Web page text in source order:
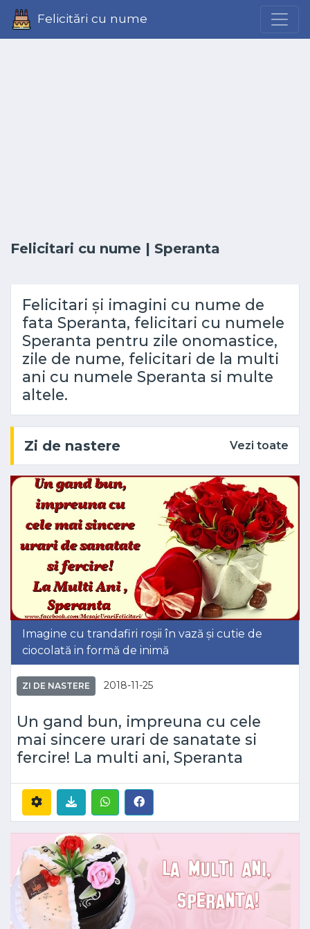
Felicitări cu nume
Felicitari cu nume | Speranta
Felicitari și imagini cu nume de
fata Speranta, felicitari cu numele
Speranta pentru zile onomastice,
zile de nume, felicitari de la multi
ani cu numele Speranta si multe
altele.
Zi de nastere Vezi toate
Imagine cu trandafiri roșii în vază și cutie de
ciocolată in formă de inimă
ZI DE NASTERE 2018-11-25
Un gand bun, impreuna cu cele
mai sincere urari de sanatate si
fercire! La multi ani, Speranta